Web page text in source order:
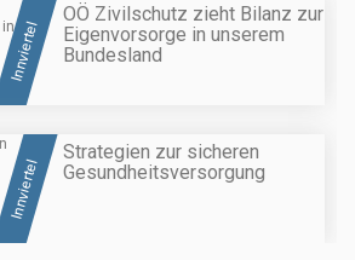
Innviertel
OÖ Zivilschutz zieht Bilanz zur
Eigenvorsorge in unserem
Bundesland
Innviertel
Strategien zur sicheren
Gesundheitsversorgung